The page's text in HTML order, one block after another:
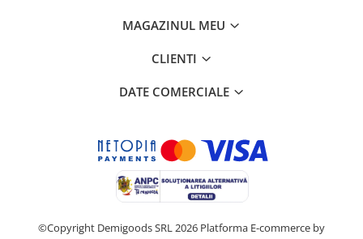
MAGAZINUL MEU
CLIENTI
DATE COMERCIALE
©Copyright Demigoods SRL 2026 Platforma E-commerce by